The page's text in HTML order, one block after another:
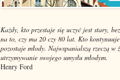
Każdy, kto przestaje się uczyć jest stary,
na to, czy ma 20 czy 80 lat. Kto
pozostaje młody. Najwspanialszą rzeczą w
utrzymywanie swojego umysłu młodym.
Henry Ford